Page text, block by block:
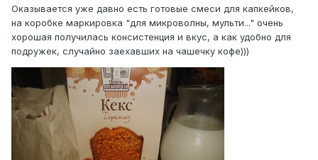
Оказывается уже давно есть готовые смеси для капкейков,
на коробке маркировка "для микроволны, мульти..." очень
хорошая получилась консистенция и вкус, а как удобно для
подружек, случайно заехавших на чашечку кофе)))